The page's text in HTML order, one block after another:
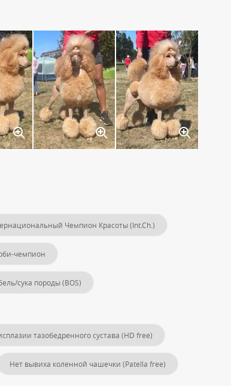
Чемпион Красоты (Int.Ch.)
чемпион
сука породы (BOS)
тазобедренного сустава (HD free)
Нет вывиха коленной чашечки (Patella free)